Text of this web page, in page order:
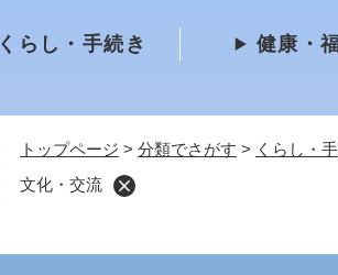
くらし・手続き 健康・
トップページ > 分類でさがす > くらし・
文化・交流